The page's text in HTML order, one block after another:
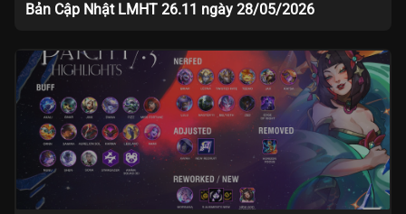
Bản Cập Nhật LMHT 26.11 ngày 28/05/2026